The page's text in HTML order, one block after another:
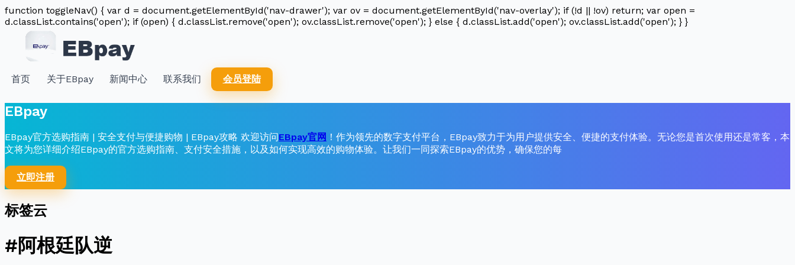
function toggleNav() { var d = document.getElementById('nav-drawer'); var ov = document.getElementById('nav-overlay'); if (!d || !ov) return; var open =
d.classList.contains('open'); if (open) { d.classList.remove('open'); ov.classList.remove('open'); } else { d.classList.add('open'); ov.classList.add('open'); } }
首页 关于EBpay 新闻中心 联系我们 会员登陆
EBpay
EBpay官方选购指南 | 安全支付与便捷购物 | EBpay攻略 欢迎访问EBpay官网 ！作为领先的数字支付平台，EBpay致力于为用户提供安全、便捷的支付体验。无论您是首次使用还是常客，本
文将为您详细介绍EBpay的官方选购指南、支付安全措施，以及如何实现高效的购物体验。让我们一同探索EBpay的优势，确保您的每
立即注册
标签云
#阿根廷队逆